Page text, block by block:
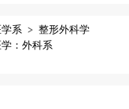
系
整形外科学
：外科系